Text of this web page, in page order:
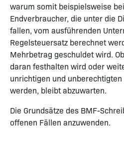
warum somit beispielsweise
Endverbraucher, die unter die
fallen, vom ausführenden
Regelsteuersatz berechnet
Mehrbetrag geschuldet wird.
daran festhalten wird oder
unrichtigen und
werden, bleibt abzuwarten.
Die Grundsätze des BMF-
offenen Fällen anzuwenden.